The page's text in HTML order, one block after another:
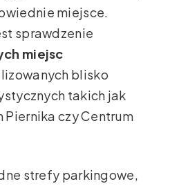
miejsce.
sprawdzenie
miejsc
blisko
takich jak
Piernika czy Centrum
strefy parkingowe,